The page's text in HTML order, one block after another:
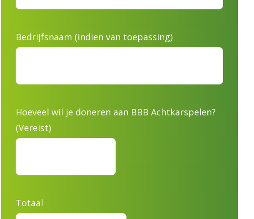
Bedrijfsnaam (indien van toepassing)
Hoeveel wil je doneren aan BBB Achtkarspelen?
(Vereist)
Totaal